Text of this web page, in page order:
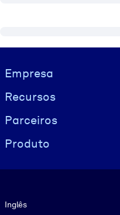
Visually hidden Text
Empresa
Recursos
Parceiros
Produto
Inglês